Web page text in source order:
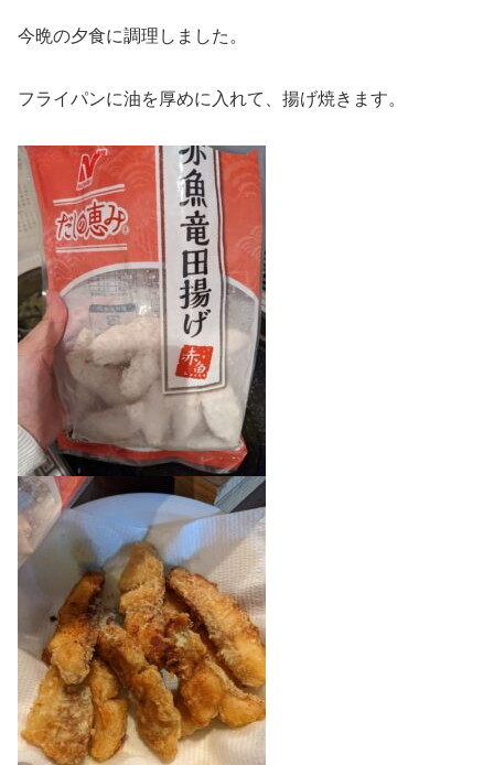
今晩の夕食に調理しました。
フライパンに油を厚めに入れて、揚げ焼きます。